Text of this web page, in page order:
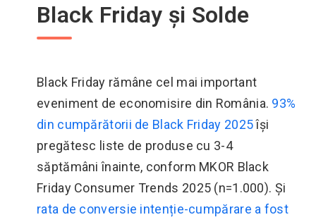
Black Friday și Solde
Black Friday rămâne cel mai important
eveniment de economisire din România. 93%
din cumpărătorii de Black Friday 2025își
pregătesc liste de produse cu 3-4
săptămâni înainte, conform MKOR Black
Friday Consumer Trends 2025 (n=1.000). Și
rata de conversie intenție-cumpărare a fost